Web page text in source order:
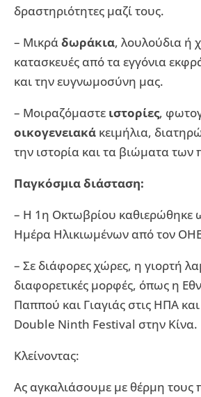
δραστηριότητες μαζί τους.
– Μικράδωράκια, λουλούδια ή
κατασκευές από τα εγγόνια
και την ευγνωμοσύνη μας.
– Μοιραζόμαστε ιστορίες,
οικογενειακά κειμήλια,
την ιστορία και τα βιώματα
Παγκόσμια διάσταση:
– Η 1η Οκτωβρίου καθιερώθηκε
Ημέρα Ηλικιωμένων από τον
– Σε διάφορες χώρες, η γιορτή
διαφορετικές μορφές, όπως η
Παππού και Γιαγιάς στις ΗΠΑ
Double Ninth Festival στην Κίνα.
Κλείνοντας:
Ας αγκαλιάσουμε με θέρμη τους